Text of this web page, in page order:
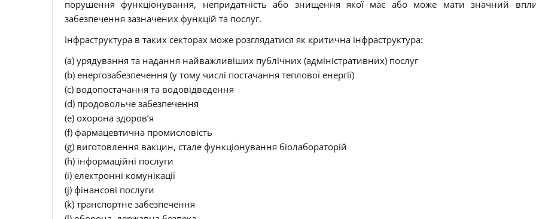
порушення функціонування, непридатність або знищення якої має або може мати значний
забезпечення зазначених функцій та послуг.
Інфраструктура в таких секторах може розглядатися як критична інфраструктура:
(a) урядування та надання найважливіших публічних (адміністративних) послуг
(b) енергозабезпечення (у тому числі постачання теплової енергії)
(c) водопостачання та водовідведення
(d) продовольче забезпечення
(e) охорона здоров’я
(f) фармацевтична промисловість
(g) виготовлення вакцин, стале функціонування біолабораторій
(h) інформаційні послуги
(i) електронні комунікації
(j) фінансові послуги
(k) транспортне забезпечення